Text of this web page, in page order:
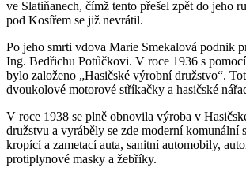
ve Slatiňanech, čímž tento přešel zpět do jeho
pod Kosířem se již nevrátil.
Po jeho smrti vdova Marie Smekalová podnik
Ing. Bedřichu Potůčkovi. V roce 1936 s
bylo založeno „Hasičské výrobní družstvo“.
dvoukolové motorové stříkačky a hasičské
V roce 1938 se plně obnovila výroba v
družstvu a vyráběly se zde moderní komunální
kropící a zametací auta, sanitní automobily,
protiplynové masky a žebříky.